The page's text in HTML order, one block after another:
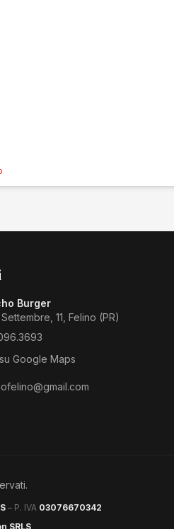
Burger
11, Felino (PR)
Google Maps
– P. IVA 03076670342
SRLS